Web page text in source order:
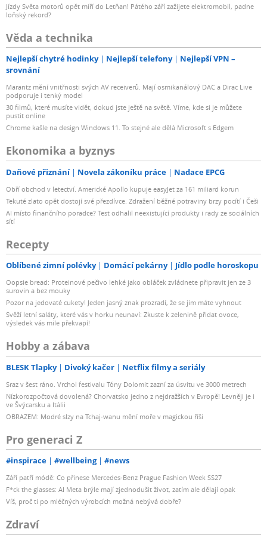
Jízdy Světa motorů opět míří do Letňan! Pátého září zažijete elektromobil, padne
loňský rekord?
Věda a technika
Nejlepší chytré hodinky Nejlepší telefony
Nejlepší VPN –
srovnání
Marantz mění vnitřnosti svých AV receiverů. Mají osmikanálový DAC a Dirac Live
podporuje i tenký model
30 filmů, které musíte vidět, dokud jste ještě na světě. Víme, kde si je můžete
pustit online
Chrome kašle na design Windows 11. To stejné ale dělá Microsoft s Edgem
Ekonomika a byznys
Daňové přiznání Novela zákoníku práce Nadace EPCG
Obří obchod v letectví. Americké Apollo kupuje easyJet za 161 miliard korun
Tekuté zlato opět dostojí své přezdívce. Zdražení běžné potraviny brzy pocítí i Češi
AI místo finančního poradce? Test odhalil neexistující produkty i rady ze sociálních
sítí
Recepty
Oblíbené zimní polévky Domácí pekárny Jídlo podle horoskopu
Oopsie bread: Proteinové pečivo lehké jako obláček zvládnete připravit jen ze 3
surovin a bez mouky
Pozor na jedovaté cukety! Jeden jasný znak prozradí, že se jim máte vyhnout
Svěží letní saláty, které vás v horku neunaví: Zkuste k zelenině přidat ovoce,
výsledek vás mile překvapí!
Hobby a zábava
BLESK Tlapky Divoký kačer Netflix filmy a seriály
Sraz v šest ráno. Vrchol festivalu Tóny Dolomit zazní za úsvitu ve 3000 metrech
Nízkorozpočtová dovolená? Chorvatsko jedno z nejdražších v Evropě! Levněji je i
ve Švýcarsku a Itálii
OBRAZEM: Modré slzy na Tchaj-wanu mění moře v magickou říši
Pro generaci Z
#inspirace #wellbeing #news
Září patří módě: Co přinese Mercedes-Benz Prague Fashion Week SS27
F*ck the glasses: AI Meta brýle mají zjednodušit život, zatím ale dělají opak
Víš, proč ti po mléčných výrobcích možná nebývá dobře?
Zdraví